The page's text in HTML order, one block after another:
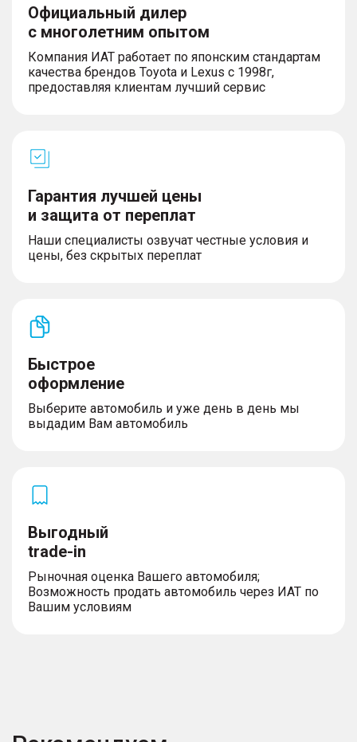
Официальный дилер
с многолетним опытом
Компания ИАТ работает по японским стандартам
качества брендов Toyota и Lexus с 1998г,
предоставляя клиентам лучший сервис
Гарантия лучшей цены
и защита от переплат
Наши специалисты озвучат честные условия и
цены, без скрытых переплат
Быстрое
оформление
Выберите автомобиль и уже день в день мы
выдадим Вам автомобиль
Выгодный
trade-in
Рыночная оценка Вашего автомобиля;
Возможность продать автомобиль через ИАТ по
Вашим условиям